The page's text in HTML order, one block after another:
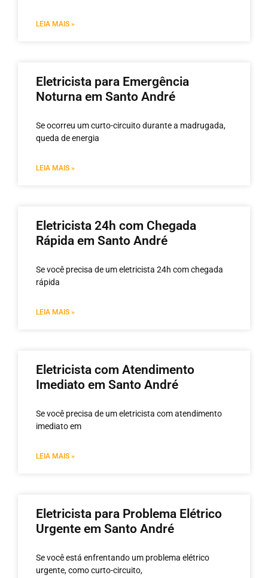
LEIA MAIS »
Eletricista para Emergência
Noturna em Santo André
Se ocorreu um curto-circuito durante a madrugada,
queda de energia
LEIA MAIS »
Eletricista 24h com Chegada
Rápida em Santo André
Se você precisa de um eletricista 24h com chegada
rápida
LEIA MAIS »
Eletricista com Atendimento
Imediato em Santo André
Se você precisa de um eletricista com atendimento
imediato em
LEIA MAIS »
Eletricista para Problema Elétrico
Urgente em Santo André
Se você está enfrentando um problema elétrico
urgente, como curto-circuito,